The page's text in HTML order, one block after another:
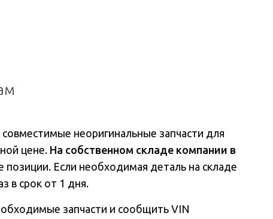
неоригинальные запчасти для
цене. На собственном складе компании в
позиции. Если необходимая деталь на складе
в срок от 1 дня.
запчасти и сообщить VIN